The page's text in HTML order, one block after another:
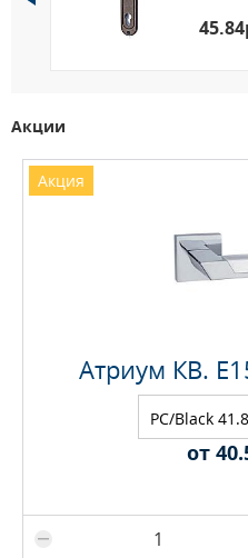
Противосъемные ригели: 3 шт.
Акции
Акция
Атриум КВ.
PC/Black
от